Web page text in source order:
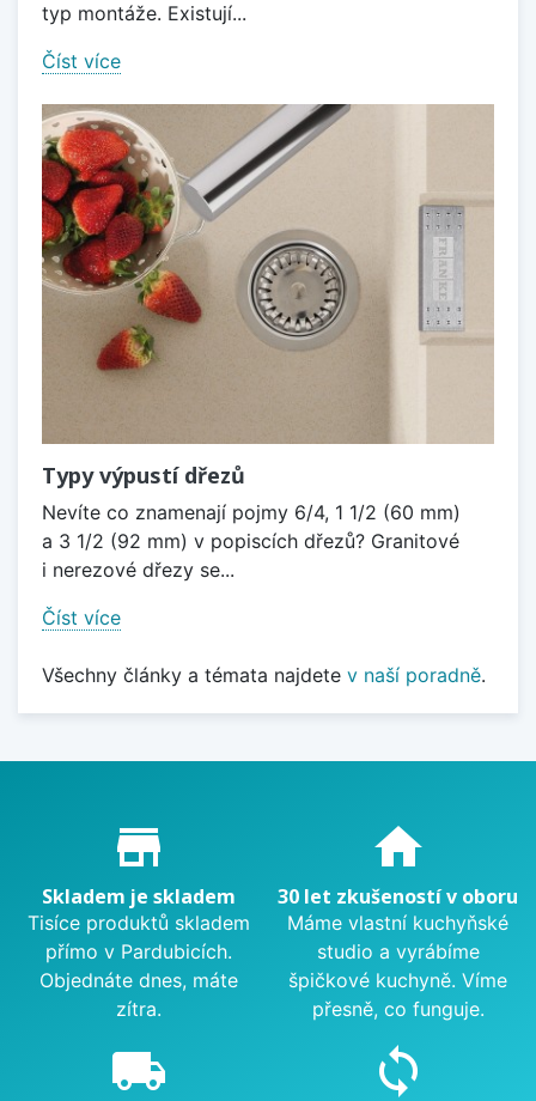
typ montáže. Existují...
Číst více
Typy výpustí dřezů
Nevíte co znamenají pojmy 6/4, 1 1/2 (60 mm)
a 3 1/2 (92 mm) v popiscích dřezů? Granitové
i nerezové dřezy se...
Číst více
Všechny články a témata najdete v naší poradně.
Proč nakupovat u nás?
store_mall_directory
Skladem je skladem
Tisíce produktů skladem
přímo v Pardubicích.
Objednáte dnes, máte
zítra.
home
30 let zkušeností v oboru
Máme vlastní kuchyňské
studio a vyrábíme
špičkové kuchyně. Víme
přesně, co funguje.
local_shipping sync